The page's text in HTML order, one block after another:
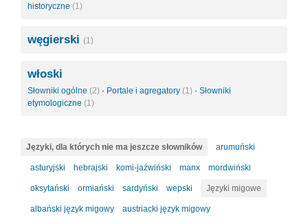
historyczne (1)
węgierski (1)
włoski
Słowniki ogólne (2) · Portale i agregatory (1) · Słowniki
etymologiczne (1)
Języki, dla których nie ma jeszcze słowników arumuński
asturyjski hebrajski komi-jaźwiński manx mordwiński
oksytański ormiański sardyński wepski Języki migowe
albański język migowy austriacki język migowy